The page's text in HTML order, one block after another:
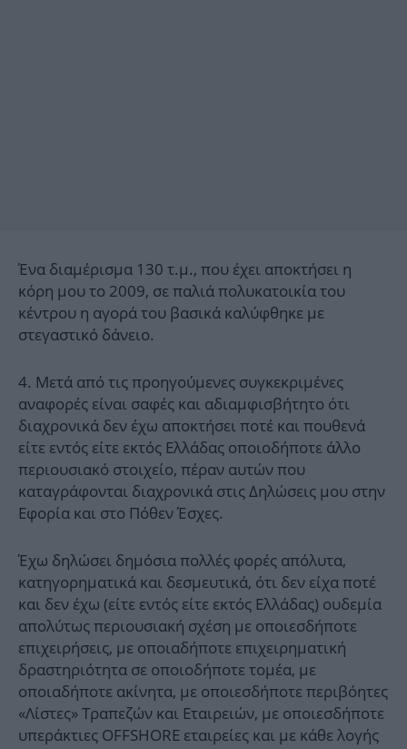
Ένα διαμέρισμα 130 τ.μ., που έχει αποκτήσει η
κόρη μου το 2009, σε παλιά πολυκατοικία του
κέντρου η αγορά του βασικά καλύφθηκε με
στεγαστικό δάνειο.
4. Μετά από τις προηγούμενες συγκεκριμένες
αναφορές είναι σαφές και αδιαμφισβήτητο ότι
διαχρονικά δεν έχω αποκτήσει ποτέ και πουθενά
είτε εντός είτε εκτός Ελλάδας οποιοδήποτε άλλο
περιουσιακό στοιχείο, πέραν αυτών που
καταγράφονται διαχρονικά στις Δηλώσεις μου στην
Εφορία και στο Πόθεν Έσχες.
Έχω δηλώσει δημόσια πολλές φορές απόλυτα,
κατηγορηματικά και δεσμευτικά, ότι δεν είχα ποτέ
και δεν έχω (είτε εντός είτε εκτός Ελλάδας) ουδεμία
απολύτως περιουσιακή σχέση με οποιεσδήποτε
επιχειρήσεις, με οποιαδήποτε επιχειρηματική
δραστηριότητα σε οποιοδήποτε τομέα, με
οποιαδήποτε ακίνητα, με οποιεσδήποτε περιβόητες
«Λίστες» Τραπεζών και Εταιρειών, με οποιεσδήποτε
υπεράκτιες OFFSHORE εταιρείες και με κάθε λογής